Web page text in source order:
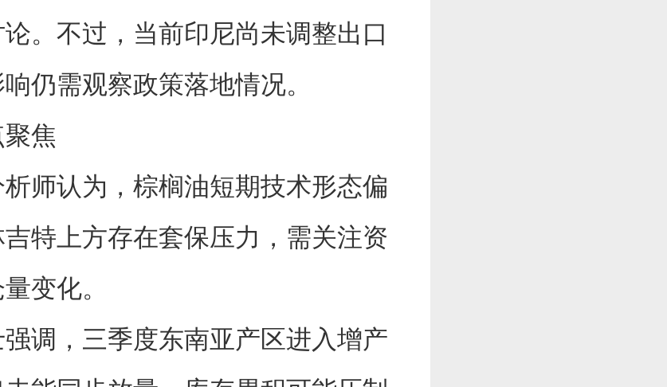
。不过，当前印尼尚未调整出口
仍需观察政策落地情况。
焦
认为，棕榈油短期技术形态偏
吉特上方存在套保压力，需关注资
变化。
，三季度东南亚产区进入增产